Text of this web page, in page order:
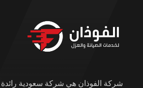
شركة الفوذان هي شركة سعودية